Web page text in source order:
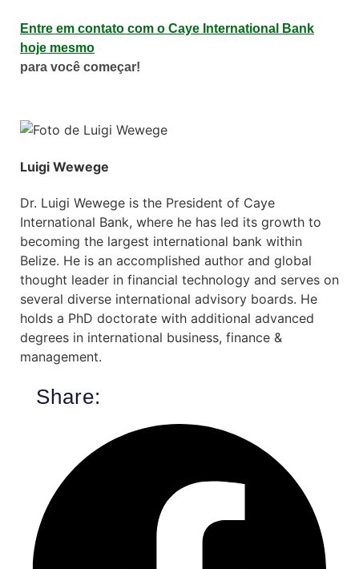
Entre em contato com o Caye International Bank
hoje mesmo
para você começar!
Luigi Wewege
Dr. Luigi Wewege is the President of Caye
International Bank, where he has led its growth to
becoming the largest international bank within
Belize. He is an accomplished author and global
thought leader in financial technology and serves on
several diverse international advisory boards. He
holds a PhD doctorate with additional advanced
degrees in international business, finance &
management.
Share: